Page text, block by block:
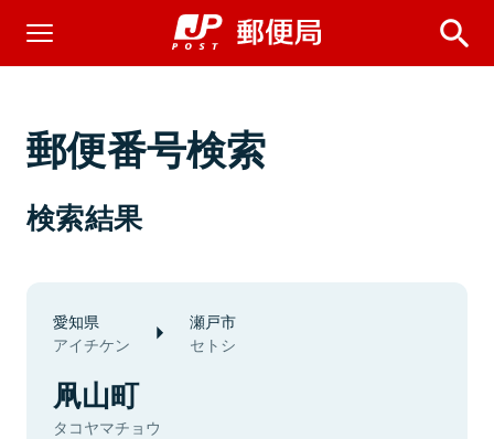
郵便番号検索
検索結果
愛知県
アイチケン
瀬戸市
セトシ
凧山町
タコヤマチョウ